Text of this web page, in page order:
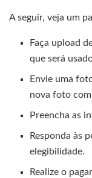
A seguir, veja um
Faça upload
que será
Envie uma
nova foto
Preencha as
Responda às
elegibilidade.
Realize o